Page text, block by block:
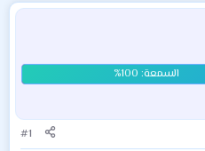
#1